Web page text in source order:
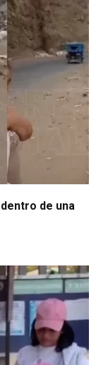
de una